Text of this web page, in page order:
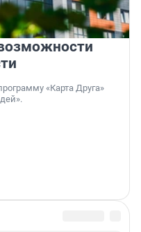
«Карта Друга»